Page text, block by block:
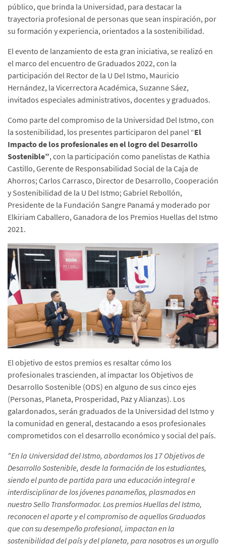
público, que brinda la Universidad, para destacar la
trayectoria profesional de personas que sean inspiración, por
su formación y experiencia, orientados a la sostenibilidad.
El evento de lanzamiento de esta gran iniciativa, se realizó en
el marco del encuentro de Graduados 2022, con la
participación del Rector de la U Del Istmo, Mauricio
Hernández, la Vicerrectora Académica, Suzanne Sáez,
invitados especiales administrativos, docentes y graduados.
Como parte del compromiso de la Universidad Del Istmo, con
la sostenibilidad, los presentes participaron del panel “El
Impacto de los profesionales en el logro del Desarrollo
Sostenible”, con la participación como panelistas de Kathia
Castillo, Gerente de Responsabilidad Social de la Caja de
Ahorros; Carlos Carrasco, Director de Desarrollo, Cooperación
y Sostenibilidad de la U Del Istmo; Gabriel Rebollón,
Presidente de la Fundación Sangre Panamá y moderado por
Elkiriam Caballero, Ganadora de los Premios Huellas del Istmo
2021.
El objetivo de estos premios es resaltar cómo los
profesionales trascienden, al impactar los Objetivos de
Desarrollo Sostenible (ODS) en alguno de sus cinco ejes
(Personas, Planeta, Prosperidad, Paz y Alianzas). Los
galardonados, serán graduados de la Universidad del Istmo y
la comunidad en general, destacando a esos profesionales
comprometidos con el desarrollo económico y social del país.
"En la Universidad del Istmo, abordamos los 17 Objetivos de
Desarrollo Sostenible, desde la formación de los estudiantes,
siendo el punto de partida para una educación integral e
interdisciplinar de los jóvenes panameños, plasmados en
nuestro Sello Transformador. Los premios Huellas del Istmo,
reconocen el aporte y el compromiso de aquellos Graduados
que con su desempeño profesional, impactan en la
sostenibilidad del país y del planeta, para nosotros es un orgullo